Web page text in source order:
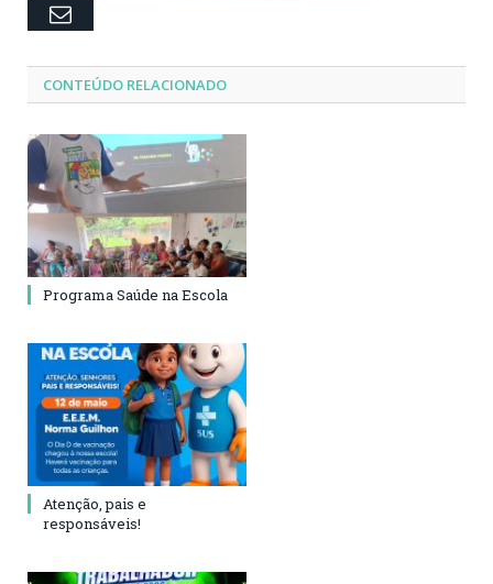
Email
CONTEÚDO RELACIONADO
Programa Saúde na Escola
Atenção, pais e
responsáveis!